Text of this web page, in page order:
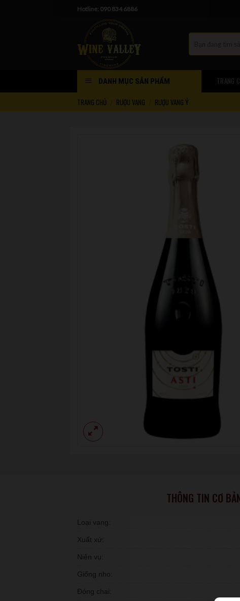
Hotline: 090 834 6886
DANH MỤC SẢN PHẨM TRANG
TRANG CHỦ RƯỢU VANG RƯỢU VANG Ý
THÔNG TIN CƠ
Loại vang:
Xuất xứ:
Niên vụ:
Giống nho:
Đóng chai: